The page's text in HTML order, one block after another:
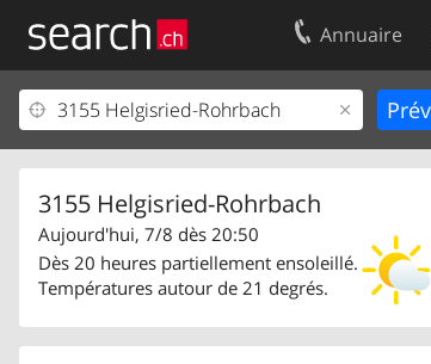
Annuaire
3155 Helgisried-Rohrbach
Aujourd'hui, 7/8 dès 20:50
Dès 20 heures partiellement ensoleillé.
Températures autour de 21 degrés.
Votre inscription
Centre clients
Mentions Légales